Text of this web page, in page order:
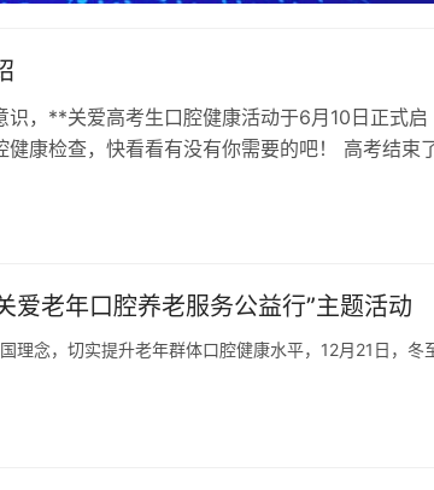
识，**关爱高考生口腔健康活动于6月10日正式启
健康检查，快看看有没有你需要的吧！ 高考结束
老年口腔养老服务公益行”主题活动
理念，切实提升老年群体口腔健康水平，12月21日，冬